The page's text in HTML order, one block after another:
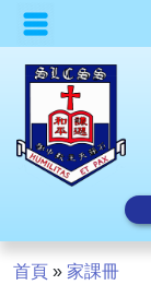
首頁 » 家課冊